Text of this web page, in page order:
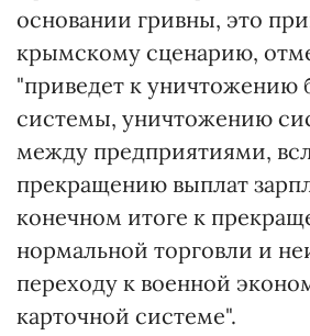
основании гривны, это
крымскому сценарию,
"приведет к уничтожению
системы, уничтожению
между предприятиями,
прекращению выплат
конечном итоге к
нормальной торговли и
переходу к военной
карточной системе".